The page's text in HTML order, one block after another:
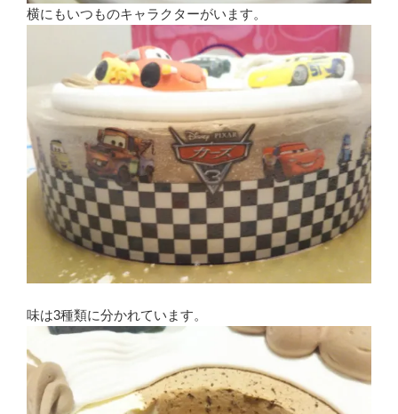
横にもいつものキャラクターがいます。
味は3種類に分かれています。